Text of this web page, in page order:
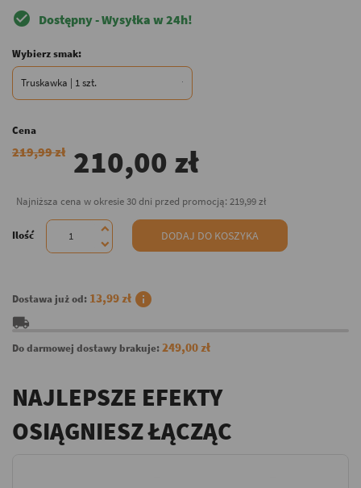
check_circle Dostępny - Wysyłka w 24h!
Wybierz smak:
Cena
219,99 zł 210,00 zł
Najniższa cena w okresie 30 dni przed promocją: 219,99 zł
Ilość DODAJ DO KOSZYKA
Dostawa już od: 13,99 zł info
local_shipping
Do darmowej dostawy brakuje:249,00 zł
NAJLEPSZE EFEKTY
OSIĄGNIESZ ŁĄCZĄC